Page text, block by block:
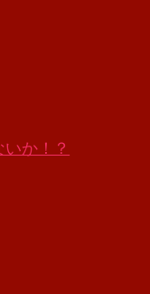
か！？